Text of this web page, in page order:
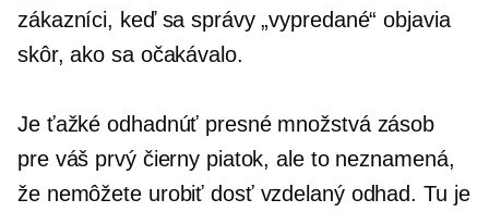
zákazníci, keď sa správy „vypredané“ objavia
skôr, ako sa očakávalo.
Je ťažké odhadnúť presné množstvá zásob
pre váš prvý čierny piatok, ale to neznamená,
že nemôžete urobiť dosť vzdelaný odhad. Tu je